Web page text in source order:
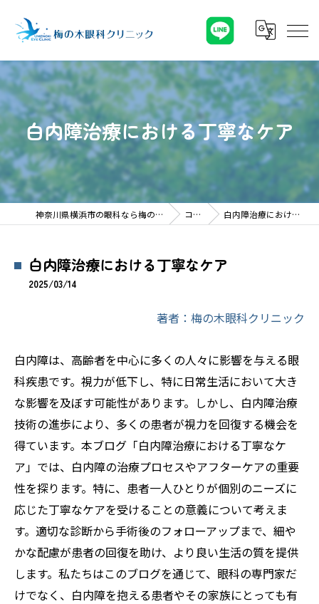
白内障治療における丁寧なケア
神奈川県横浜市の眼科なら梅の木眼科クリニック コラム 白内障治療における丁寧なケア
白内障治療における丁寧なケア
2025/03/14
著者：梅の木眼科クリニック
白内障は、高齢者を中心に多くの人々に影響を与える眼
科疾患です。視力が低下し、特に日常生活において大き
な影響を及ぼす可能性があります。しかし、白内障治療
技術の進歩により、多くの患者が視力を回復する機会を
得ています。本ブログ「白内障治療における丁寧なケ
ア」では、白内障の治療プロセスやアフターケアの重要
性を探ります。特に、患者一人ひとりが個別のニーズに
応じた丁寧なケアを受けることの意義について考えま
す。適切な診断から手術後のフォローアップまで、細や
かな配慮が患者の回復を助け、より良い生活の質を提供
します。私たちはこのブログを通じて、眼科の専門家だ
けでなく、白内障を抱える患者やその家族にとっても有